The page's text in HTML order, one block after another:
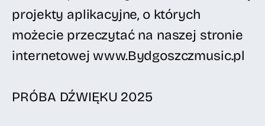
projekty aplikacyjne, o których
możecie przeczytać na naszej stronie
internetowej www.Bydgoszczmusic.pl
PRÓBA DŹWIĘKU 2025